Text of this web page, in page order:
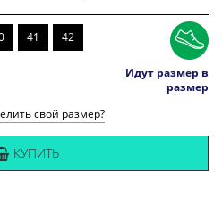
41 42
Идут размер в
размер
свой размер?
КУПИТЬ